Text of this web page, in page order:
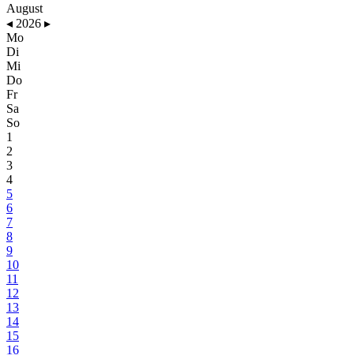
August
◂ 2026 ▸
Mo
Di
Mi
Do
Fr
Sa
So
1
2
3
4
5
6
7
8
9
10
11
12
13
14
15
16